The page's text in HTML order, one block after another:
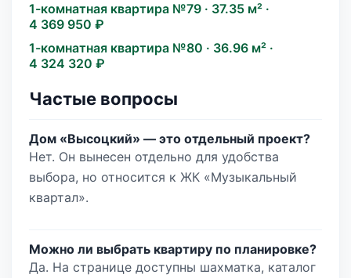
1-комнатная квартира №79 · 37.35 м² ·
4 369 950 ₽
1-комнатная квартира №80 · 36.96 м² ·
4 324 320 ₽
Частые вопросы
Дом «Высоцкий» — это отдельный проект?
Нет. Он вынесен отдельно для удобства
выбора, но относится к ЖК «Музыкальный
квартал».
Можно ли выбрать квартиру по планировке?
Да. На странице доступны шахматка, каталог